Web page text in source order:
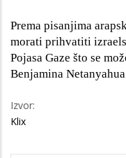
Prema pisanjima
morati prihvatiti
Pojasa Gaze što se
Benjamina
Izvor:
Klix